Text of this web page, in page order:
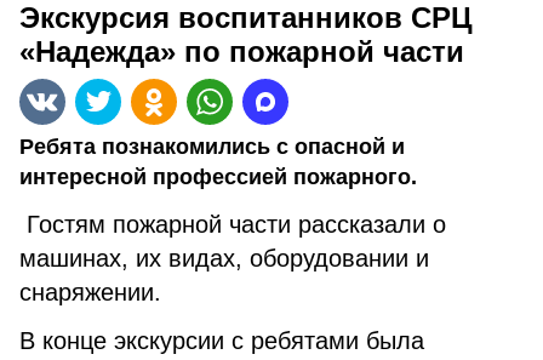
Экскурсия воспитанников СРЦ
«Надежда» по пожарной части
Ребята познакомились с опасной и
интересной профессией пожарного.
Гостям пожарной части рассказали о
машинах, их видах, оборудовании и
снаряжении.
В конце экскурсии с ребятами была